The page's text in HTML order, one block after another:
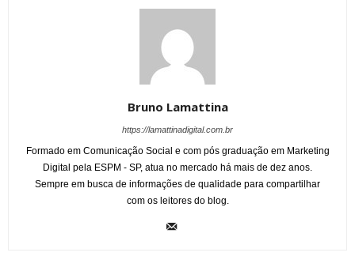
Bruno Lamattina
https://lamattinadigital.com.br
Formado em Comunicação Social e com pós graduação em Marketing
Digital pela ESPM - SP, atua no mercado há mais de dez anos.
Sempre em busca de informações de qualidade para compartilhar
com os leitores do blog.